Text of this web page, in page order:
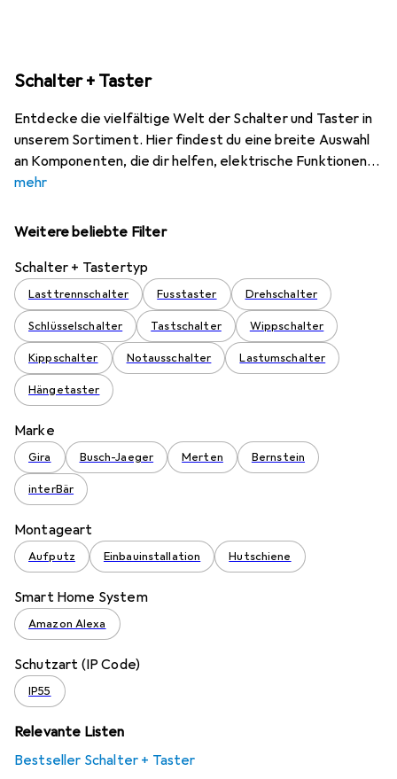
Schalter + Taster
Entdecke die vielfältige Welt der Schalter und Taster in
unserem Sortiment. Hier findest du eine breite Auswahl
an Komponenten, die dir helfen, elektrische Funktionen
mehr
Weitere beliebte Filter
Schalter + Tastertyp
Lasttrennschalter Fusstaster Drehschalter
Schlüsselschalter Tastschalter Wippschalter
Kippschalter Notausschalter Lastumschalter
Hängetaster
Marke
Gira Busch-Jaeger Merten Bernstein
interBär
Montageart
Aufputz Einbauinstallation Hutschiene
Smart Home System
Amazon Alexa
Schutzart (IP Code)
IP55
Relevante Listen
Bestseller Schalter + Taster